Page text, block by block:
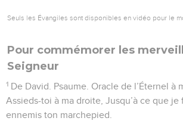
Seuls les Évangiles sont disponibles en vidéo pour le
Pour commémorer les
Seigneur
1 De David. Psaume. Oracle de l’Éternel à
Assieds-toi à ma droite, Jusqu’à ce que je
ennemis ton marchepied.